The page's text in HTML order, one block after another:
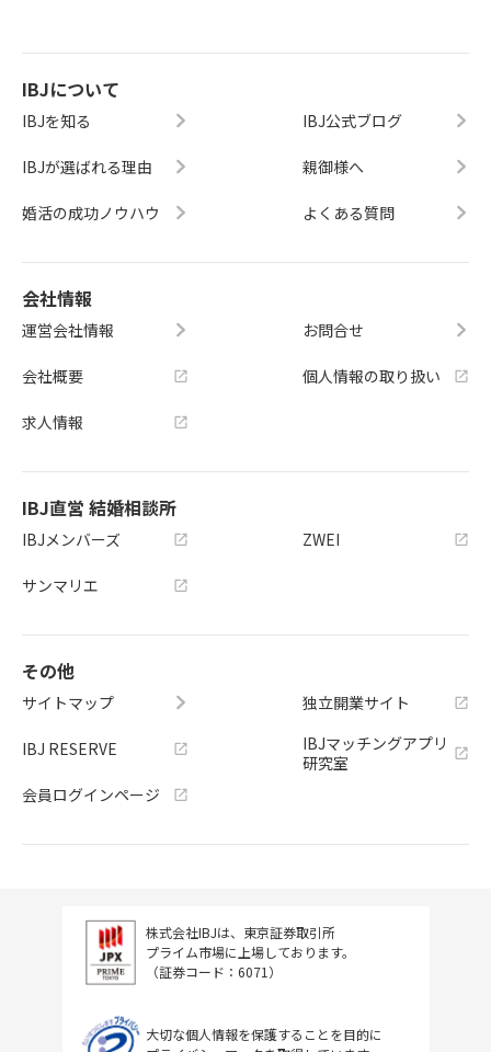
IBJについて
IBJを知る
IBJが選ばれる理由
婚活の成功ノウハウ
IBJ公式ブログ
親御様へ
よくある質問
会社情報
運営会社情報
会社概要
求人情報
お問合せ
個人情報の取り扱い
IBJ直営 結婚相談所
IBJメンバーズ
サンマリエ
ZWEI
その他
サイトマップ
IBJ RESERVE
会員ログインページ
独立開業サイト
IBJマッチングアプリ
研究室
株式会社IBJは、東京証券取引所
プライム市場に上場しております。
（証券コード：6071）
大切な個人情報を保護することを目的に